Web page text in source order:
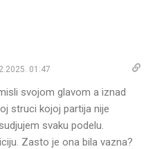
01:47
svojom glavom a iznad
struci kojoj partija nije
svaku podelu.
Zasto je ona bila vazna?